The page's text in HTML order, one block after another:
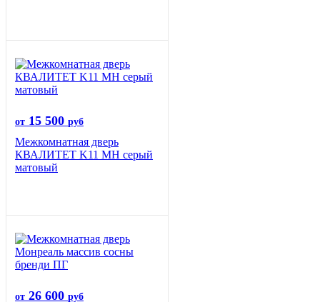
от 15 500 руб
Межкомнатная дверь
КВАЛИТЕТ K11 MH серый
матовый
от 26 600 руб